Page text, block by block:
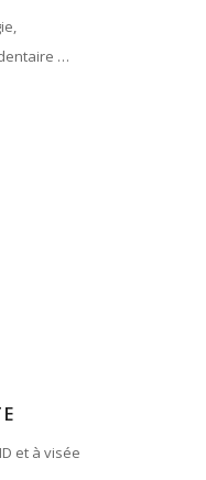
…
et à visée